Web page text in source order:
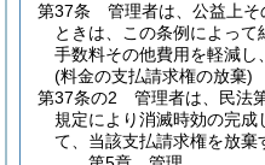
第37条
管理者は、公益上
ときは、この条例によって
手数料その他費用を軽減し
(料金の支払請求権の放棄)
第37条の2
管理者は、民法
規定により消滅時効の完
て、当該支払請求権を放棄